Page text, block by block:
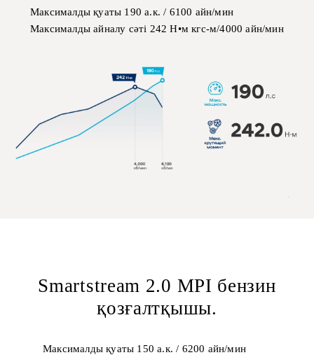
Максималды қуаты 190 а.к. / 6100 айн/мин
Максималды айналу сәті 242 Н•м кгс-м/4000 айн/мин
Smartstream 2.0 MPI бензин
қозғалтқышы.
Максималды қуаты 150 а.к. / 6200 айн/мин